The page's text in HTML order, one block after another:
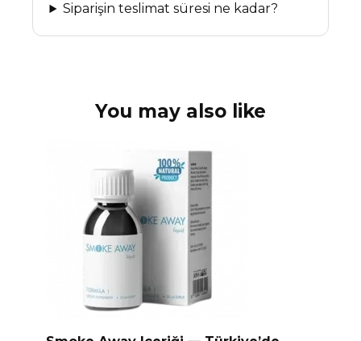
Siparişin teslimat süresi ne kadar?
You may also like